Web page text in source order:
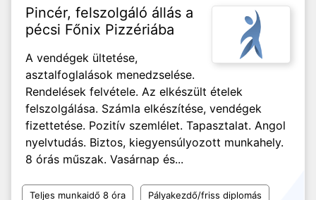
Pincér, felszolgáló állás a
pécsi Főnix Pizzériába
A vendégek ültetése,
asztalfoglalások menedzselése.
Rendelések felvétele. Az elkészült ételek
felszolgálása. Számla elkészítése, vendégek
fizettetése. Pozitív szemlélet. Tapasztalat. Angol
nyelvtudás. Biztos, kiegyensúlyozott munkahely.
8 órás műszak. Vasárnap és...
Teljes munkaidő 8 óra Pályakezdő/friss diplomás